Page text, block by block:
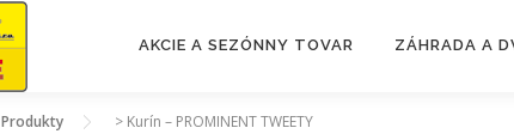
AKCIE A SEZÓNNY TOVAR ZÁHRADA A
Produkty > Kurín – PROMINENT TWEETY